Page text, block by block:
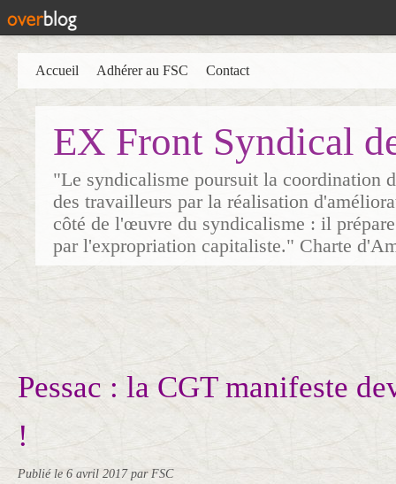
EX Front Syndical
"Le syndicalisme poursuit la coordination
des travailleurs par la réalisation
côté de l'œuvre du syndicalisme : il
par l'expropriation capitaliste." Charte
Accueil Adhérer au FSC Contact
Pessac : la CGT manifeste
!
Publié le 6 avril 2017par FSC